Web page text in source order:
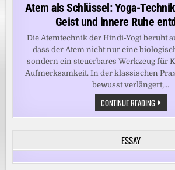
Atem als Schlüssel: Yoga-
Geist und innere Ruhe
Die Atemtechnik der Hindi-Yogi beruht
dass der Atem nicht nur eine
sondern ein steuerbares Werkzeug für
Aufmerksamkeit. In der klassischen
bewusst verlängert,...
CONTINUE READINGATEM
ALS
UND
ESSAY